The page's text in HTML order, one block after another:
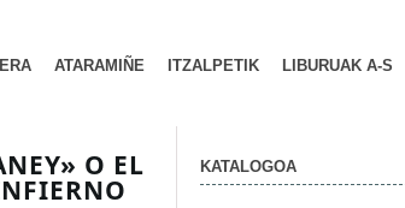
ATARAMIÑE ITZALPETIK LIBURUAK A-S
O EL KATALOGOA